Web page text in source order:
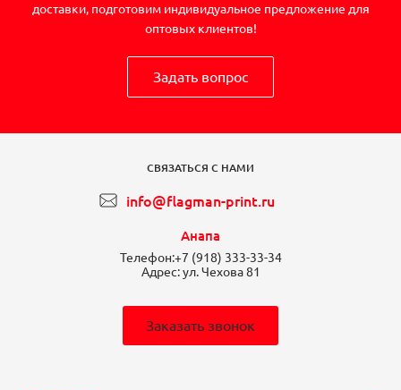
доставки, подготовим индивидуальное предложение для
оптовых клиентов!
Задать вопрос
СВЯЗАТЬСЯ С НАМИ
info@flagman-print.ru
Анапа
Телефон:+7 (918) 333-33-34
Адрес:ул. Чехова 81
Заказать звонок